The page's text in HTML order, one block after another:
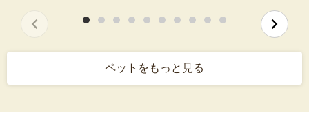
ペットをもっと見る